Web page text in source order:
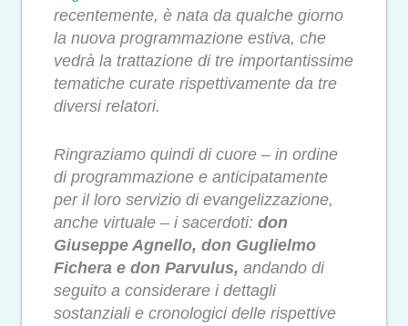
recentemente, è nata da qualche giorno
la nuova programmazione estiva, che
vedrà la trattazione di tre importantissime
tematiche curate rispettivamente da tre
diversi relatori.
Ringraziamo quindi di cuore – in ordine
di programmazione e anticipatamente
per il loro servizio di evangelizzazione,
anche virtuale – i sacerdoti: don
Giuseppe Agnello, don Guglielmo
Fichera e don Parvulus, andando di
seguito a considerare i dettagli
sostanziali e cronologici delle rispettive